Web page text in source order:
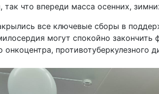
так что впереди масса осенних,
все ключевые сборы в
могут спокойно
онкоцентра, противотуберкулезного